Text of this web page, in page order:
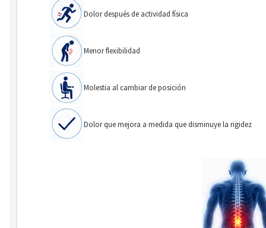
DOLOR DE GARGANTA
LARINGITIS
COVID TEST
Dolor después de actividad física
Menor flexibilidad
Molestia al cambiar de posición
Dolor que mejora a medida que disminuye la rigidez